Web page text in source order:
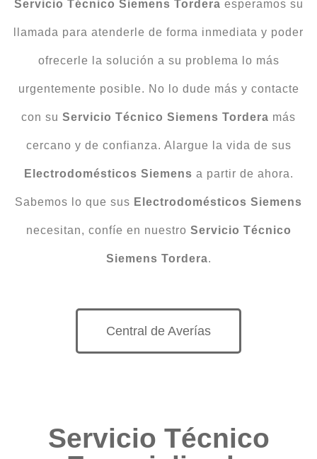
Servicio Técnico Siemens Tordera esperamos su
llamada para atenderle de forma inmediata y poder
ofrecerle la solución a su problema lo más
urgentemente posible. No lo dude más y contacte
con su Servicio Técnico Siemens Tordera más
cercano y de confianza. Alargue la vida de sus
Electrodomésticos Siemens a partir de ahora.
Sabemos lo que sus Electrodomésticos Siemens
necesitan, confíe en nuestro Servicio Técnico
Siemens Tordera.
Central de Averías
Servicio Técnico